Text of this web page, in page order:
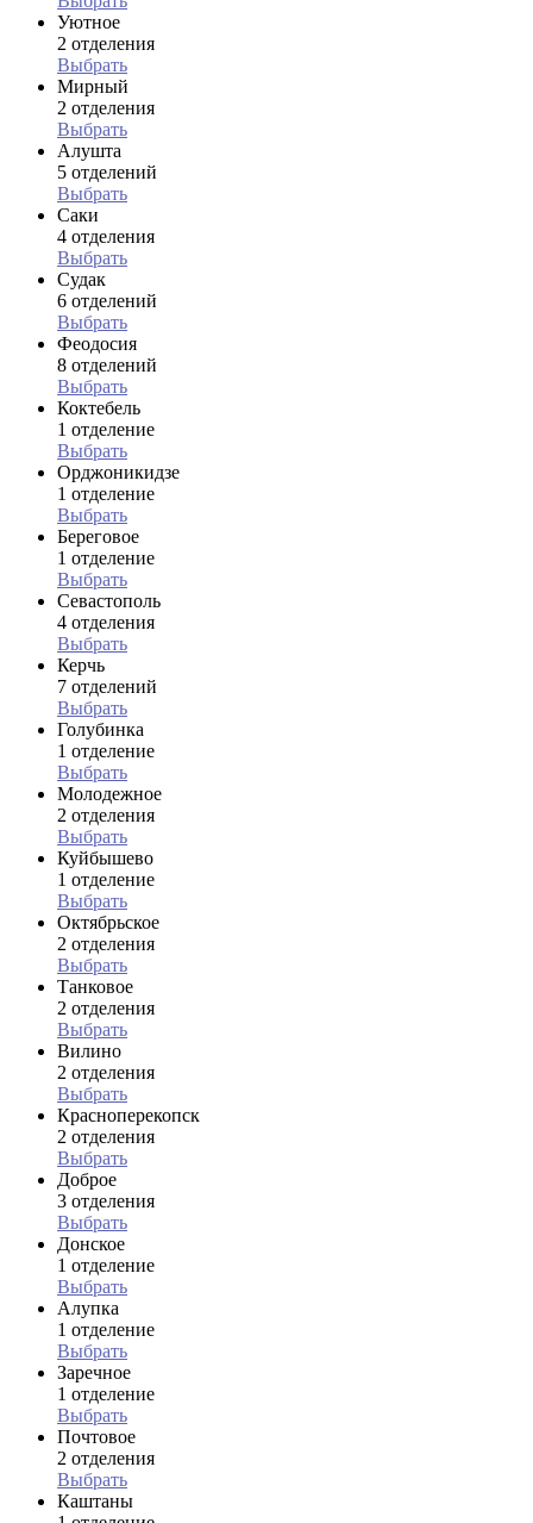
Уютное
2 отделения
Выбрать
Мирный
2 отделения
Выбрать
Алушта
5 отделений
Выбрать
Саки
4 отделения
Выбрать
Судак
6 отделений
Выбрать
Феодосия
8 отделений
Выбрать
Коктебель
1 отделение
Выбрать
Орджоникидзе
1 отделение
Выбрать
Береговое
1 отделение
Выбрать
Севастополь
4 отделения
Выбрать
Керчь
7 отделений
Выбрать
Голубинка
1 отделение
Выбрать
Молодежное
2 отделения
Выбрать
Куйбышево
1 отделение
Выбрать
Октябрьское
2 отделения
Выбрать
Танковое
2 отделения
Выбрать
Вилино
2 отделения
Выбрать
Красноперекопск
2 отделения
Выбрать
Доброе
3 отделения
Выбрать
Донское
1 отделение
Выбрать
Алупка
1 отделение
Выбрать
Заречное
1 отделение
Выбрать
Почтовое
2 отделения
Выбрать
Каштаны